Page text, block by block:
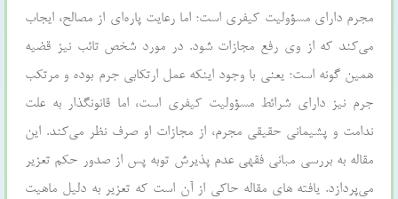
مجرم‌ داراي مسؤولیت‌ کیفري است‌؛ اما رعایت‌ پاره‌اي از مصالح‌، ایجاب‌
می‌کند که‌ از وي رفع‌ مجازات‌ شود. در مورد شخص‌ تائب‌ نیز قضیه‌
همین‌ گونه‌ است‌؛ یعنی‌ با وجود اینکه‌ عمل‌ ارتکابی‌ جرم‌ بوده‌ و مرتکب‌
جرم‌ نیز داراي شرائط‌ مسؤولیت‌ کیفري است‌، اما قانونگذار به‌ علت‌
ندامت‌ و پشیمانی‌ حقیقی‌ مجرم‌، از مجازات‌ او صرف‌ نظر می‌کند. این
مقاله به بررسی مبانی فقهی عدم پذیرش توبه پس از صدور حکم تعزیر
می‌پردازد. یافته های مقاله حاکی از آن است که تعزیر به دلیل ماهیت